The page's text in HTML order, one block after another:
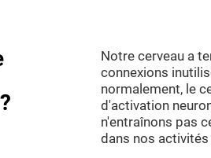
Notre cerveau a
connexions
normalement, le
d'activation
n'entraînons pas
dans nos